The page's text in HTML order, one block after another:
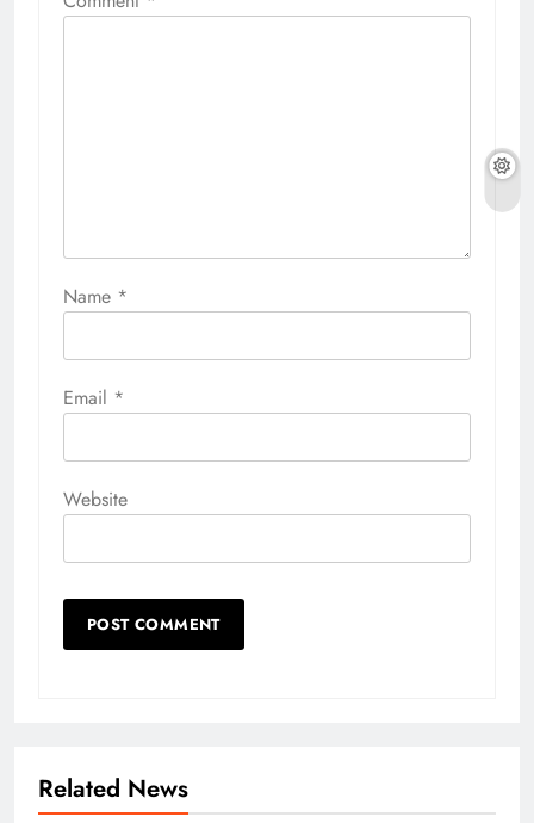
Name *
Email *
Website
Related News